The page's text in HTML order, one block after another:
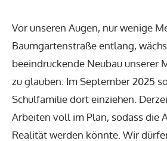
Vor unseren Augen, nur wenige
Baumgartenstraße entlang,
beeindruckende Neubau unserer
zu glauben: Im September 2025
Schulfamilie dort einziehen.
Arbeiten voll im Plan, sodass die
Realität werden könnte. Wir